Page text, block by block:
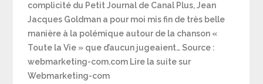
complicité du Petit Journal de Canal Plus, Jean
Jacques Goldman a pour moi mis fin de très belle
manière à la polémique autour de la chanson «
Toute la Vie » que d’aucun jugeaient… Source :
webmarketing-com.com Lire la suite sur
Webmarketing-com